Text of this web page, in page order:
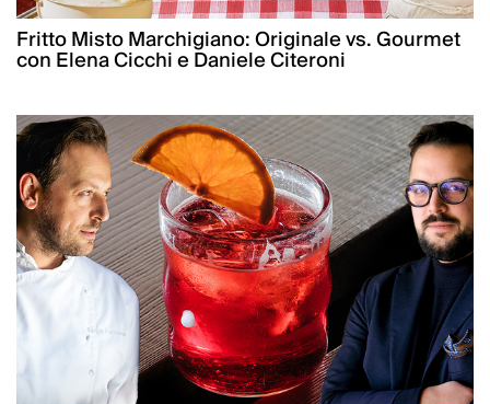
Fritto Misto Marchigiano: Originale vs. Gourmet
con Elena Cicchi e Daniele Citeroni